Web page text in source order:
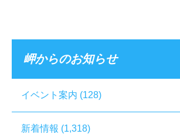
岬からのお知らせ
イベント案内 (128)
新着情報 (1,318)